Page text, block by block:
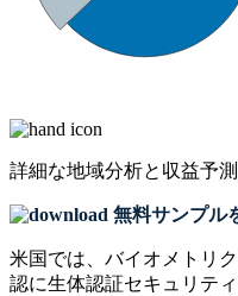
詳細な地域分析と収益予測
無料サンプル
米国では、バイオメトリ
認に生体認証セキュリテ